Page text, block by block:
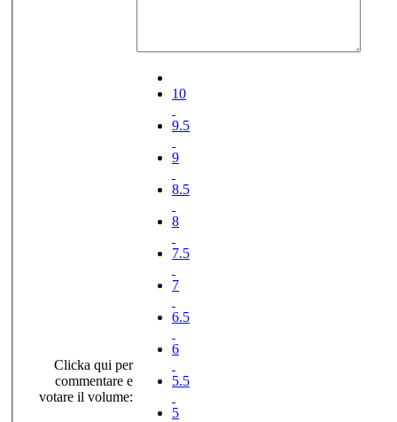
Clicka qui per
commentare e
votare il volume:
10
9.5
9
8.5
8
7.5
7
6.5
6
5.5
5